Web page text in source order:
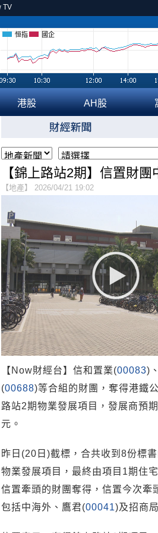
TV
恒指 國企
港股 AH股
【錦上路站2期】信置財
【地產】 2026/04/21 19:02
【Now財經台】信和置業(00083)
(00688)等合組的財團，奪得港鐵
路站2期物業發展項目，發展商預
元。
昨日(20日)截標，合共收到8份標
物業發展項目，最終由項目1期住
信置牽頭的財團奪得，信置今次牽
包括中海外、鷹君(00041)及招商